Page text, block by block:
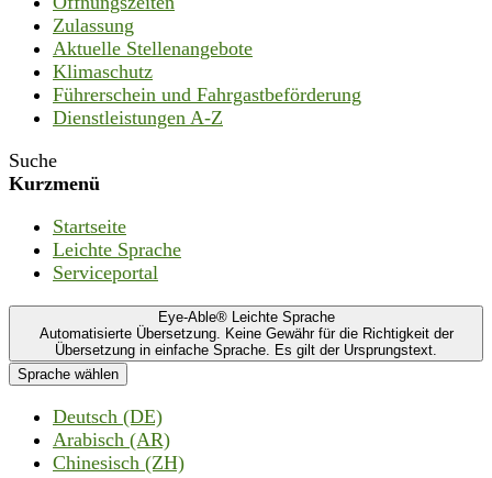
Zulassung
Aktuelle Stellenangebote
Klimaschutz
Führerschein und Fahrgastbeförderung
Dienstleistungen A-Z
Suche
Kurzmenü
Startseite
Leichte Sprache
Serviceportal
Eye-Able® Leichte Sprache
Automatisierte Übersetzung. Keine Gewähr für die Richtigkeit der
Übersetzung in einfache Sprache. Es gilt der Ursprungstext.
Sprache wählen
Deutsch (DE)
Arabisch (AR)
Chinesisch (ZH)